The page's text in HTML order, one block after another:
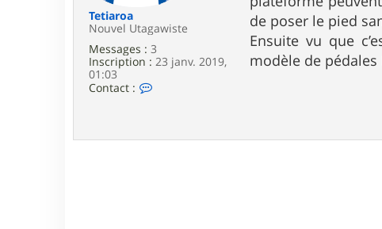
Tetiaroa
Nouvel Utagawiste
Messages : 3
Inscription : 23 janv. 2019,
01:03
Contact :
a
de poser le pied
Ensuite vu que
modèle de pédales